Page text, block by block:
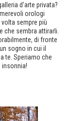
d'arte privata?
orologi
sempre più
che sembra attirarli.
di fronte
sogno in cui il
te. Speriamo che